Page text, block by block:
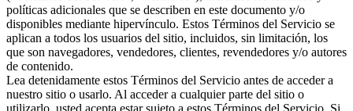
políticas adicionales que se describen en este documento y/o
disponibles mediante hipervínculo. Estos Términos del Servicio se
aplican a todos los usuarios del sitio, incluidos, sin limitación, los
que son navegadores, vendedores, clientes, revendedores y/o autores
de contenido.
Lea detenidamente estos Términos del Servicio antes de acceder a
nuestro sitio o usarlo. Al acceder a cualquier parte del sitio o
utilizarlo, usted acepta estar sujeto a estos Términos del Servicio. Si